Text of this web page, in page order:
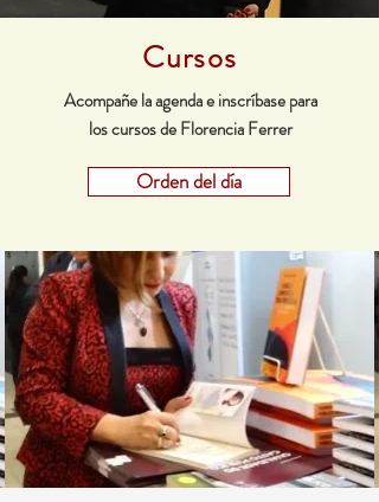
Cursos
Acompañe la agenda e inscríbase para
los cursos de Florencia Ferrer
Orden del día